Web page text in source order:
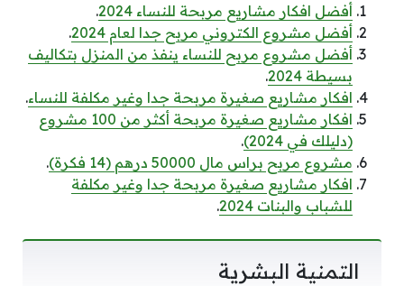
أفضل افكار مشاريع مربحة للنساء 2024
.
أفضل مشروع الكتروني مربح جدا لعام 2024
.
أفضل مشروع مربح للنساء ينفذ من المنزل بتكاليف
بسيطة 2024
.
افكار مشاريع صغيرة مربحة جدا وغير مكلفة للنساء.
افكار مشاريع صغيرة مربحة أكثر من 100 مشروع
(دليلك في 2024)
.
مشروع مربح براس مال 50000 درهم (14 فكرة)
.
افكار مشاريع صغيرة مربحة جدا وغير مكلفة
للشباب والبنات 2024
.
التمنية البشرية